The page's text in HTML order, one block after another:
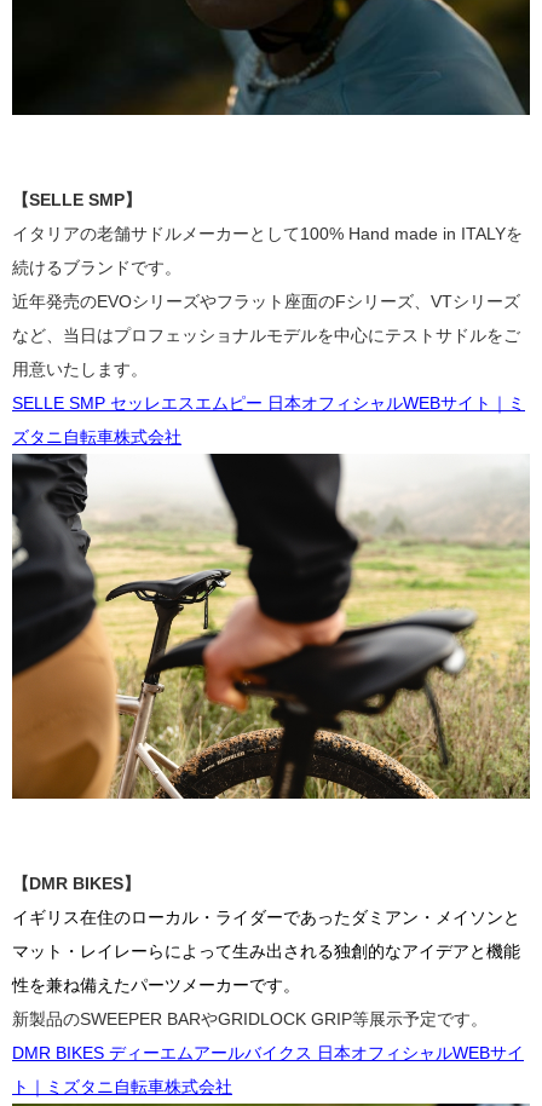
【SELLE SMP】
イタリアの老舗サドルメーカーとして100% Hand made in ITALYを
続けるブランドです。
近年発売のEVOシリーズやフラット座面のFシリーズ、VTシリーズ
など、 当日はプロフェッショナルモデルを中心にテストサドルをご
用意いたします。
SELLE SMP セッレエスエムピー 日本オフィシャルWEBサイト｜ミ
ズタニ自転車株式会社
【DMR BIKES】
イギリス在住のローカル・ライダーであったダミアン・メイソンと
マット・レイレーらによって生み出される独創的なアイデアと機能
性を兼ね備えたパーツメーカーです。
新製品のSWEEPER BARやGRIDLOCK GRIP等展示予定です。
DMR BIKES ディーエムアールバイクス 日本オフィシャルWEBサイ
ト｜ミズタニ自転車株式会社